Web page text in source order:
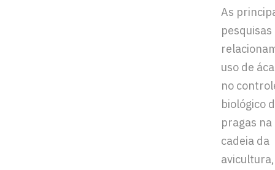
As
pesquisas
uso de
no
biológico
pragas na
cadeia da
avicultura,